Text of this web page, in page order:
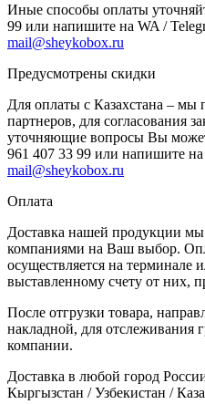
Иные способы оплаты
99 или напишите на WA /
mail@sheykobox.ru
Предусмотрены скидки
Для оплаты с Казахстана –
партнеров, для согласования
уточняющие вопросы Вы
961 407 33 99 или напишите
mail@sheykobox.ru
Оплата
Доставка нашей продукции
компаниями на Ваш выбор.
осуществляется на терминале
выставленному счету от них,
После отгрузки товара,
накладной, для отслеживания
компании.
Доставка в любой город
Кыргызстан / Узбекистан /